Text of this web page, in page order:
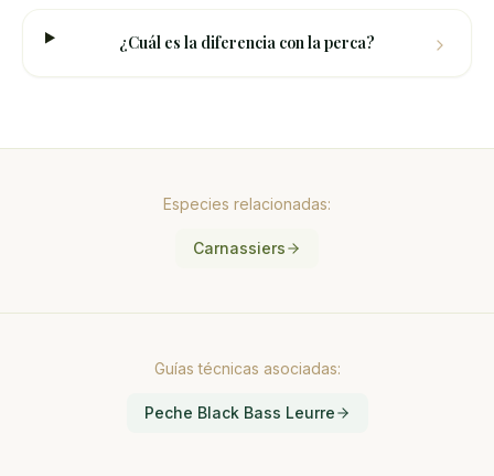
¿Cuál es la diferencia con la perca?
Especies relacionadas:
Carnassiers
Guías técnicas asociadas:
Peche Black Bass Leurre